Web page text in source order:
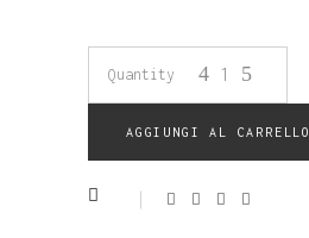
OCCHIALE
Quantity
AGGIUNGI AL CARRELLO